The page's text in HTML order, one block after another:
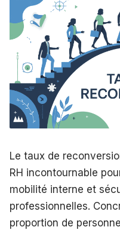
Le taux de
RH incontournable
mobilité interne et
professionnelles.
proportion de